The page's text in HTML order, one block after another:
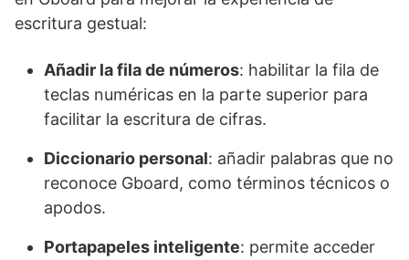
escritura gestual:
Añadir la fila de números: habilitar la fila de
teclas numéricas en la parte superior para
facilitar la escritura de cifras.
Diccionario personal: añadir palabras que no
reconoce Gboard, como términos técnicos o
apodos.
Portapapeles inteligente: permite acceder